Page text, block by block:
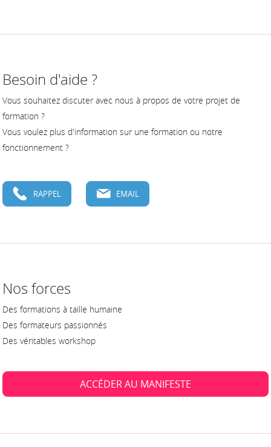
Besoin d'aide ?
Vous souhaitez discuter avec nous à propos de votre projet de
formation ?
Vous voulez plus d'information sur une formation ou notre
fonctionnement ?
RAPPEL EMAIL
Nos forces
Des formations à taille humaine
Des formateurs passionnés
Des véritables workshop
ACCÉDER AU MANIFESTE